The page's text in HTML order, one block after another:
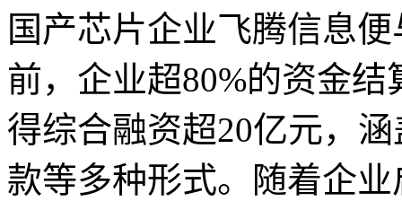
国产芯片企业飞腾信息
前，企业超80%的资金
得综合融资超20亿元，
款等多种形式。随着企